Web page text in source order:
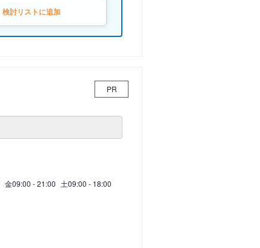
検討リストに追加
PR
金09:00 - 21:00 土09:00 - 18:00